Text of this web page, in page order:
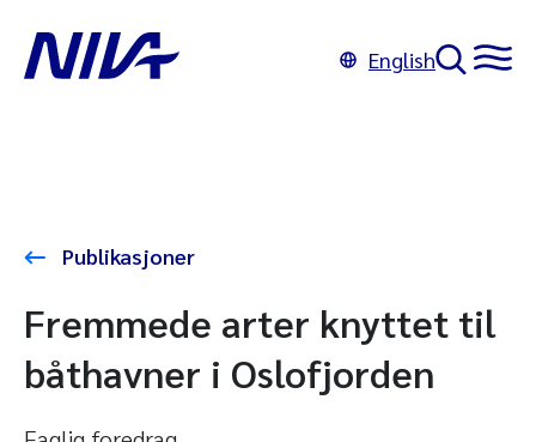
English
Publikasjoner
Fremmede arter knyttet til
båthavner i Oslofjorden